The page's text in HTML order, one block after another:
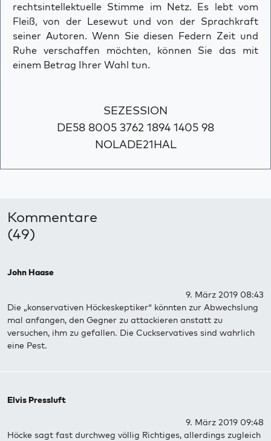
rechtsintellektuelle Stimme im Netz. Es lebt vom
Fleiß, von der Lesewut und von der Sprachkraft
seiner Autoren. Wenn Sie diesen Federn Zeit und
Ruhe verschaffen möchten, können Sie das mit
einem Betrag Ihrer Wahl tun.
SEZESSION
DE58 8005 3762 1894 1405 98
NOLADE21HAL
Kommentare
(49)
John Haase
9. März 2019 08:43
Die „konservativen Höckeskeptiker“ könnten zur Abwechslung
mal anfangen, den Gegner zu attackieren anstatt zu
versuchen, ihm zu gefallen. Die Cuckservatives sind wahrlich
eine Pest.
Elvis Pressluft
9. März 2019 09:48
Höcke sagt fast durchweg völlig Richtiges, allerdings zugleich